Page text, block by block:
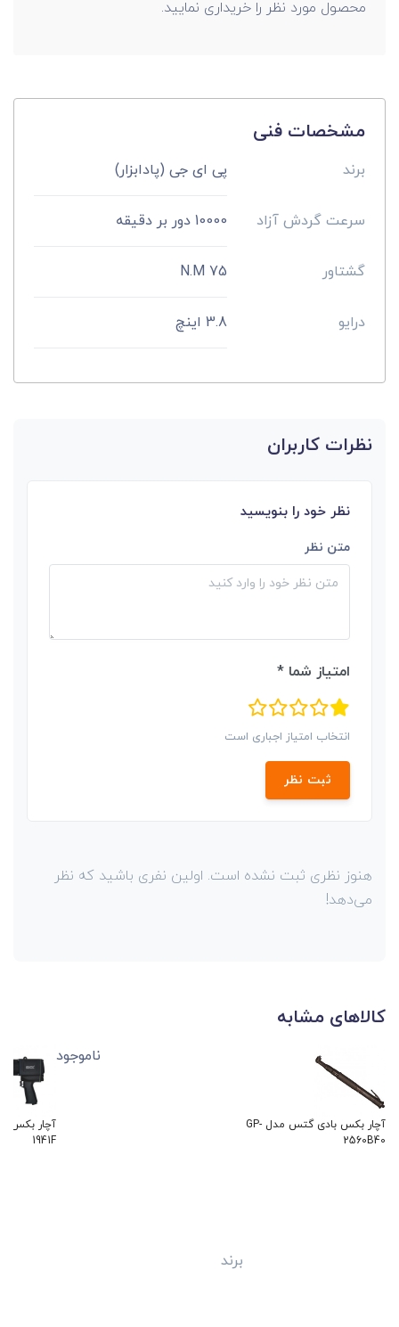
محصول مورد نظر را خریداری نمایید.
مشخصات فنی
برند پی ای جی (پادابزار)
سرعت گردش آزاد 10000 دور بر دقیقه
گشتاور 75 N.M
درایو 3.8 اینچ
نظرات کاربران
نظر خود را بنویسید
متن نظر
امتیاز شما *
انتخاب امتیاز اجباری است
ثبت نظر
هنوز نظری ثبت نشده است. اولین نفری باشید که نظر
می‌دهد!
کالاهای مشابه
آچار بکس بادی گتس مدل GP-
2560B40
برند
ناموجود
1941F